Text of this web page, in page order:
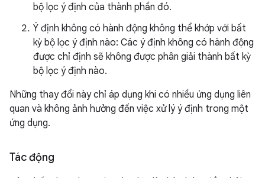
bộ lọc ý định của thành phần đó.
Ý định không có hành động không thể khớp với bất
kỳ bộ lọc ý định nào: Các ý định không có hành động
được chỉ định sẽ không được phân giải thành bất kỳ
bộ lọc ý định nào.
Những thay đổi này chỉ áp dụng khi có nhiều ứng dụng liên
quan và không ảnh hưởng đến việc xử lý ý định trong một
ứng dụng.
Tác động